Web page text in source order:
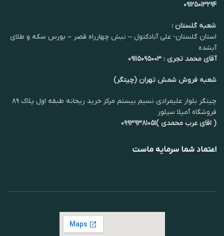
۰۹۱۲۵۰۱۳۲۹۴
شعبه گلستان :
استان گلستان- علی آبادکتول – نبش چهارراه قصر – بورس سکه و طلای
آبشده
آقای محمد تجری : ۰۹۱۱۵۰۹۵۰۰۳
شعبه فروش شمش تهران (چیتگر)
چیتگر بلوار علیمرادی نسیم بیستم مرکز خرید ریحانه طبقه اول پلاک ۸۹
فروشگاه آمیلا سیلور
( اقای عرب محمدی )۰۹۹۳۹۳۸۱۰۵۱
اعتماد شما سرمایه ماست